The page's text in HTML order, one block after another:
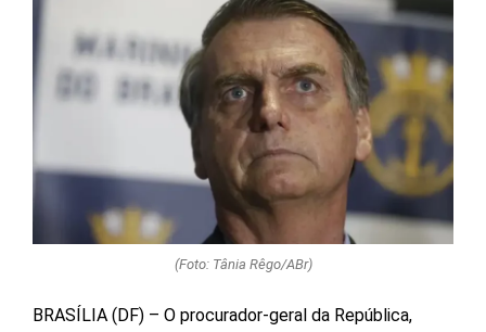
(Foto: Tânia Rêgo/ABr)
BRASÍLIA (DF) – O procurador-geral da República,